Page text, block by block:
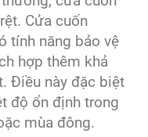
Cửa cuốn
tính năng bảo vệ
hợp thêm khả
Điều này đặc biệt
độ ổn định trong
mùa đông.